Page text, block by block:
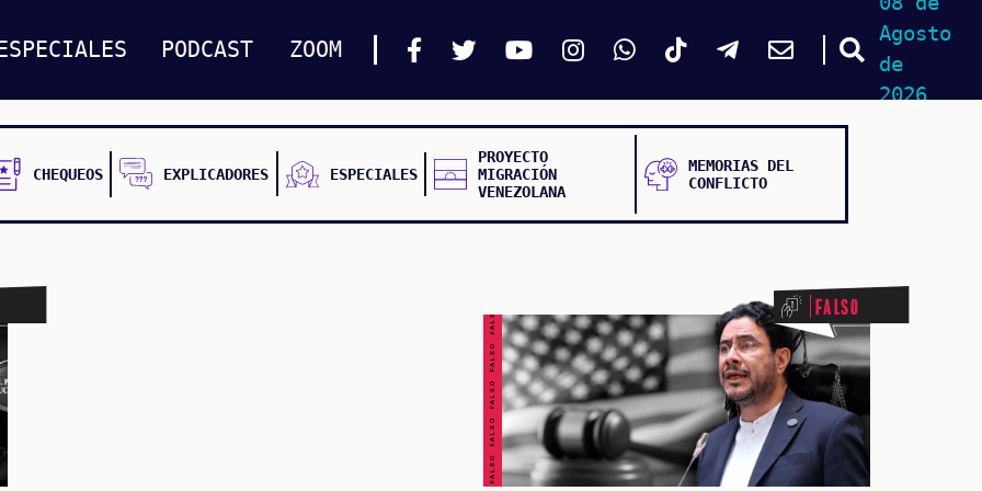
PODCAST ZOOM
Agosto
de
2026
CHEQUEOS EXPLICADORES ESPECIALES
PROYECTO
MIGRACIÓN
VENEZOLANA
MEMORIAS DEL
CONFLICTO
FALSO FALSO FALSO FALSO FALSO FALSO FALSO Falso